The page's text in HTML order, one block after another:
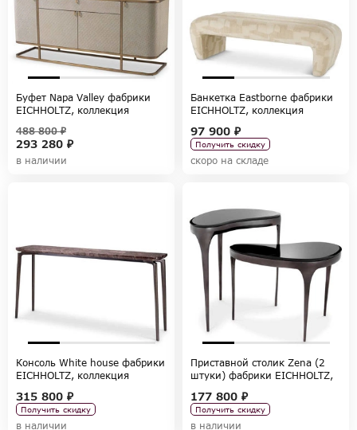
Буфет Napa Valley фабрики
EICHHOLTZ, коллекция
293 280 ₽
488 800 ₽
в наличии
Банкетка Eastborne фабрики
EICHHOLTZ, коллекция
97 900 ₽
Получить скидку
скоро на складе
Консоль White house фабрики
EICHHOLTZ, коллекция
315 800 ₽
Получить скидку
в наличии
Приставной столик Zena (2
штуки) фабрики EICHHOLTZ,
177 800 ₽
Получить скидку
в наличии